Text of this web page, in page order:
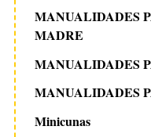
MANUALIDADES
MADRE
MANUALIDADES
MANUALIDADES
Minicunas